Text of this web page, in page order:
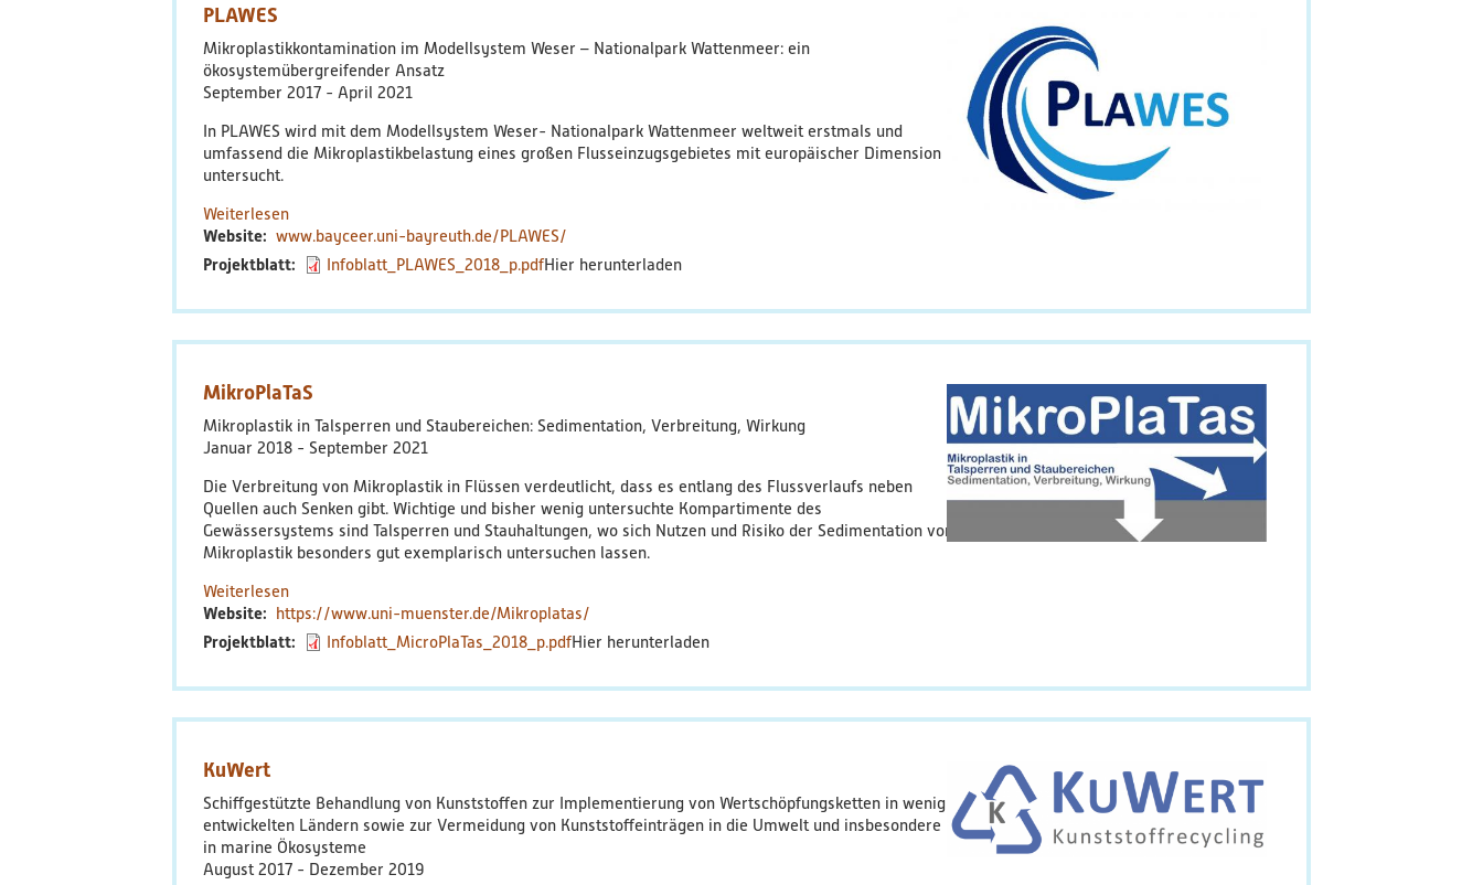
PLAWES
Mikroplastikkontamination im Modellsystem Weser – Nationalpark Wattenmeer: ein
ökosystemübergreifender Ansatz
September 2017
April 2021
In PLAWES wird mit dem Modellsystem Weser- Nationalpark Wattenmeer weltweit erstmals und
umfassend die Mikroplastikbelastung eines großen Flusseinzugsgebietes mit europäischer Dimension
untersucht.
Weiterlesen
PLAWES
Website
www.bayceer.uni-bayreuth.de/PLAWES/
Projektblatt
Infoblatt_PLAWES_2018_p.pdf
MikroPlaTaS
Mikroplastik in Talsperren und Staubereichen: Sedimentation, Verbreitung, Wirkung
Januar 2018
September 2021
Die Verbreitung von Mikroplastik in Flüssen verdeutlicht, dass es entlang des Flussverlaufs neben
Quellen auch Senken gibt. Wichtige und bisher wenig untersuchte Kompartimente des
Gewässersystems sind Talsperren und Stauhaltungen, wo sich Nutzen und Risiko der Sedimentation von
Mikroplastik besonders gut exemplarisch untersuchen lassen.
Weiterlesen
MikroPlaTaS
Website
https://www.uni-muenster.de/Mikroplatas/
Projektblatt
Infoblatt_MicroPlaTas_2018_p.pdf
KuWert
Schiffgestützte Behandlung von Kunststoffen zur Implementierung von Wertschöpfungsketten in wenig
entwickelten Ländern sowie zur Vermeidung von Kunststoffeinträgen in die Umwelt und insbesondere
in marine Ökosysteme
August 2017
Dezember 2019